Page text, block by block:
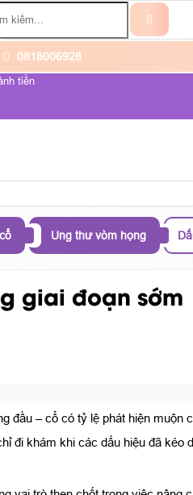
0818006928
tiền
Ung thư vòm họng
giai đoạn sớm
đầu – cổ có tỷ lệ phát hiện
đi khám khi các dấu hiệu đã